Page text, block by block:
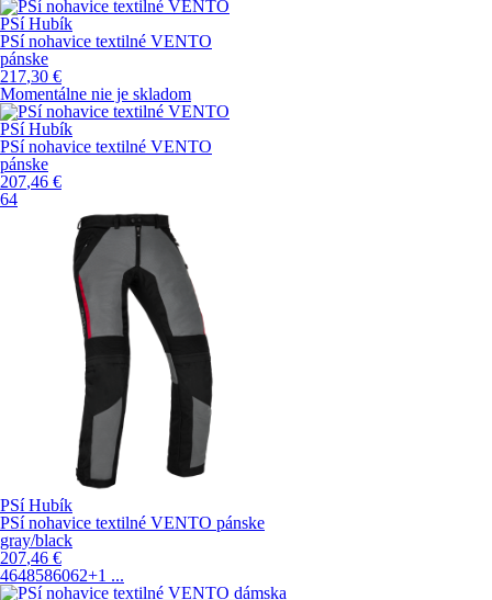
PSí Hubík
PSí nohavice textilné VENTO
pánske
217,30 €
Momentálne nie je skladom
PSí Hubík
PSí nohavice textilné VENTO
pánske
207,46 €
64
PSí Hubík
PSí nohavice textilné VENTO pánske
gray/black
207,46 €
4648586062+1 ...